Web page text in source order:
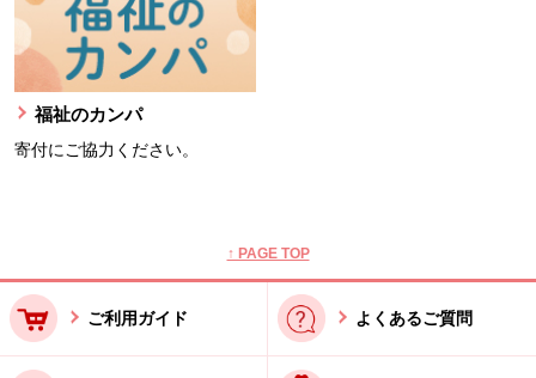
福祉のカンパ
寄付にご協力ください。
↑ PAGE TOP
ご利用ガイド よくあるご質問